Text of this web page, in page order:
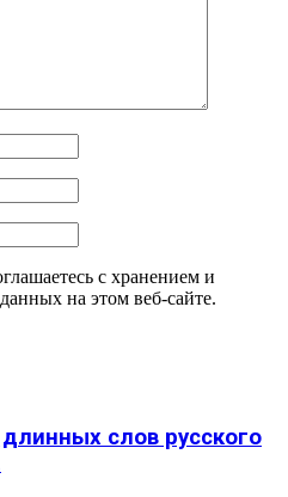
с хранением и
на этом веб-сайте.
слов русского